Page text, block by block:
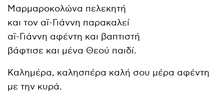
Μαρμαροκολώνα πελεκητή
και τον αϊ-Γιάννη παρακαλεί
αϊ-Γιάννη αφέντη και βαπτιστή
βάφτισε και μένα Θεού παιδί.
Καλημέρα, καλησπέρα καλή σου μέρα αφέντη
με την κυρά.